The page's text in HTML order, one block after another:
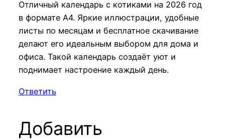
Отличный календарь с котиками на 2026 год
в формате А4. Яркие иллюстрации, удобные
листы по месяцам и бесплатное скачивание
делают его идеальным выбором для дома и
офиса. Такой календарь создаёт уют и
поднимает настроение каждый день.
Ответить
Добавить